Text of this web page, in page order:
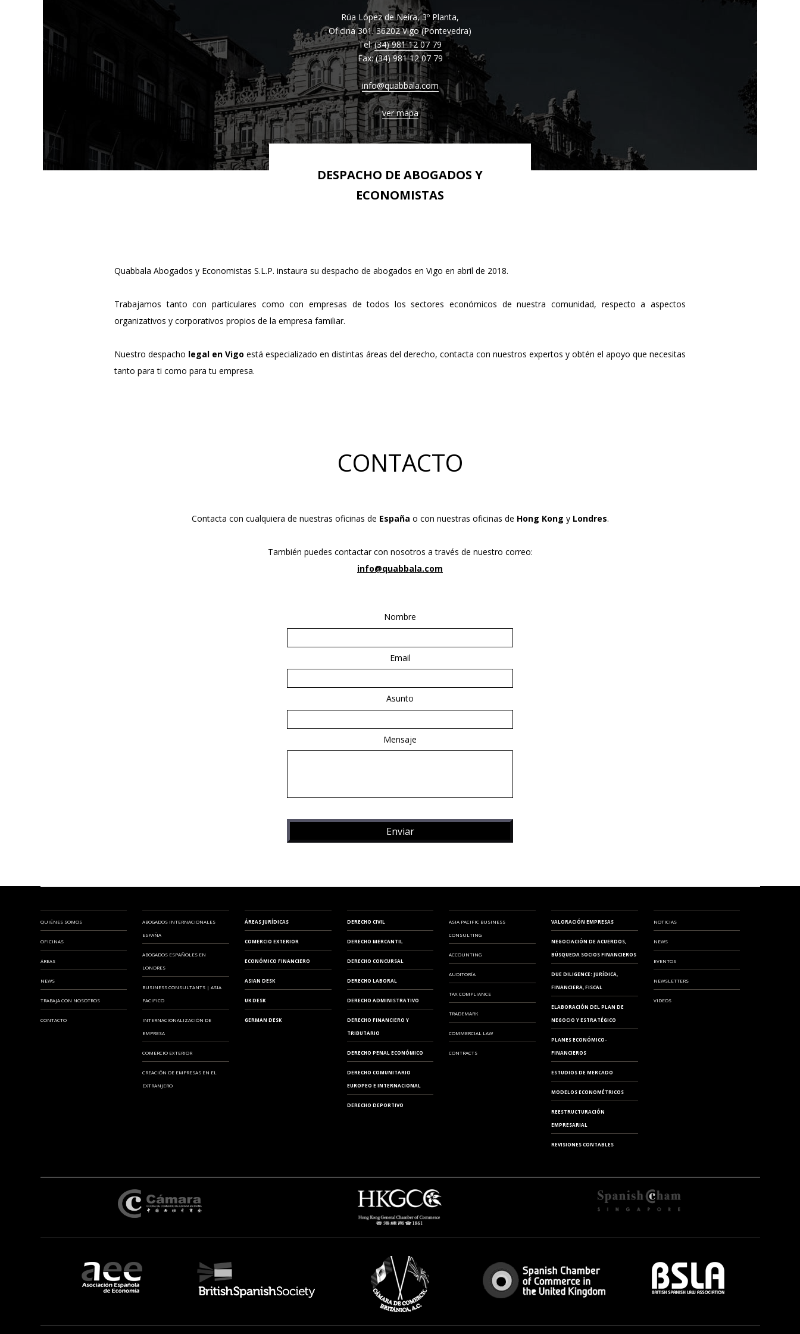
COMMERCIAL LAW
CONTRACTS
DERECHO ADMINISTRATIVO
DERECHO FINANCIERO Y TRIBUTARIO
DERECHO PENAL ECONÓMICO
DERECHO COMUNITARIO EUROPEO E
INTERNACIONAL
DERECHO DEPORTIVO
EXTRANJERO
DUE DILIGENCE FINANCIERA
ELABORACIÓN DE PLAN ESTRATÉGICO
PLANES ECONÓMICO-FINANCIEROS
ESTUDIO DE MERCADO
REESTRUCTURACIÓN EMPRESARIAL
PERITAJE JURÍDICO FINANCIERO
REVISIÓN CONTABLE Y AUDITORÍA
OVIEDO
Rúa López de Neira, 3º Planta,
Oficina 301. 36202 Vigo (Pontevedra)
Tel:(34) 981 12 07 79
Fax: (34) 981 12 07 79
info@quabbala.com
ver mapa
DESPACHO DE ABOGADOS Y
ECONOMISTAS
Quabbala Abogados y Economistas S.L.P. instaura su despacho de abogados en Vigo en abril de 2018.
Trabajamos tanto con particulares como con empresas de todos los sectores económicos de nuestra comunidad, respecto a aspectos
organizativos y corporativos propios de la empresa familiar.
Nuestro despacho legal en Vigo está especializado en distintas áreas del derecho, contacta con nuestros expertos y obtén el apoyo que necesitas
tanto para ti como para tu empresa.
CONTACTO
Contacta con cualquiera de nuestras oficinas de España o con nuestras oficinas de Hong Kong y Londres.
También puedes contactar con nosotros a través de nuestro correo:
info@quabbala.com
Nombre
Email
Asunto
Mensaje
QUIÉNES SOMOS
OFICINAS
ÁREAS
NEWS
TRABAJA CON NOSOTROS
CONTACTO
ABOGADOS INTERNACIONALES
ESPAÑA
ABOGADOS ESPAÑOLES EN
LONDRES
BUSINESS CONSULTANTS | ASIA
PACIFICO
INTERNACIONALIZACIÓN DE
EMPRESA
COMERCIO EXTERIOR
CREACIÓN DE EMPRESAS EN EL
EXTRANJERO
ÁREAS JURÍDICAS
COMERCIO EXTERIOR
ECONÓMICO FINANCIERO
ASIAN DESK
UK DESK
GERMAN DESK
DERECHO CIVIL
DERECHO MERCANTIL
DERECHO CONCURSAL
DERECHO LABORAL
DERECHO ADMINISTRATIVO
DERECHO FINANCIERO Y
TRIBUTARIO
DERECHO PENAL ECONÓMICO
DERECHO COMUNITARIO
EUROPEO E INTERNACIONAL
DERECHO DEPORTIVO
ASIA PACIFIC BUSINESS
CONSULTING
ACCOUNTING
AUDITORÍA
TAX COMPLIANCE
TRADEMARK
COMMERCIAL LAW
CONTRACTS
VALORACIÓN EMPRESAS
NEGOCIACIÓN DE ACUERDOS,
BÚSQUEDA SOCIOS FINANCIEROS
DUE DILIGENCE: JURÍDICA,
FINANCIERA, FISCAL
ELABORACIÓN DEL PLAN DE
NEGOCIO Y ESTRATÉGICO
PLANES ECONÓMICO-
FINANCIEROS
ESTUDIOS DE MERCADO
MODELOS ECONOMÉTRICOS
REESTRUCTURACIÓN
EMPRESARIAL
REVISIONES CONTABLES
NOTICIAS
NEWS
EVENTOS
NEWSLETTERS
VIDEOS